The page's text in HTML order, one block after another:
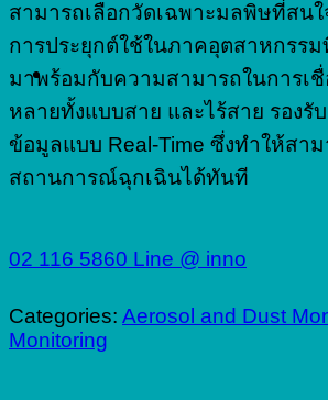
สามารถเลือกวัดเฉพาะมลพิษที่สนใ
การประยุกต์ใช้ในภาคอุตสาหกรรม
มาพร้อมกับความสามารถในการเ
หลายทั้งแบบสาย และไร้สาย รองรั
ข้อมูลแบบ Real-Time ซึ่งทำให้สาม
สถานการณ์ฉุกเฉินได้ทันที
02 116 5860 Line @ inno
Categories: Aerosol and Dust
Monitoring